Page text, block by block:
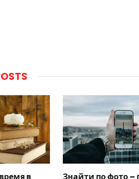
в
Знайти по фото –